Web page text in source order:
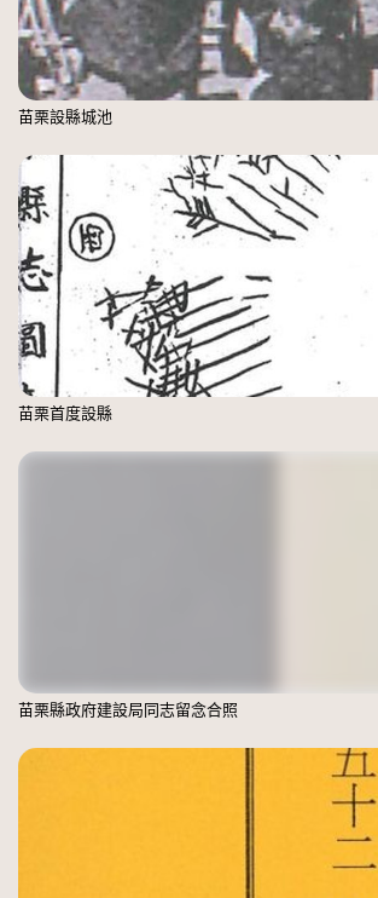
苗栗設縣城池
苗栗首度設縣
苗栗縣政府建設局同志留念合照